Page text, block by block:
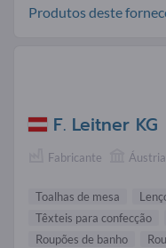
Produtos deste
F. Leitner KG
Fabricante Áustria
Toalhas de mesa
Têxteis para confecção
Roupões de banho